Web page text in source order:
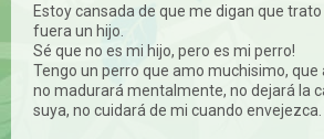
Estoy cansada de que me digan que
fuera un hijo.
Sé que no es mi hijo, pero es mi perro!
Tengo un perro que amo muchisimo, que
no madurará mentalmente, no dejará la
suya, no cuidará de mi cuando envejezca.